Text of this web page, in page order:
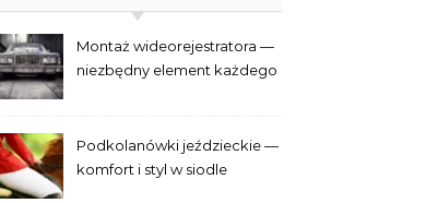
Montaż wideorejestratora —
niezbędny element każdego
Podkolanówki jeździeckie —
komfort i styl w siodle